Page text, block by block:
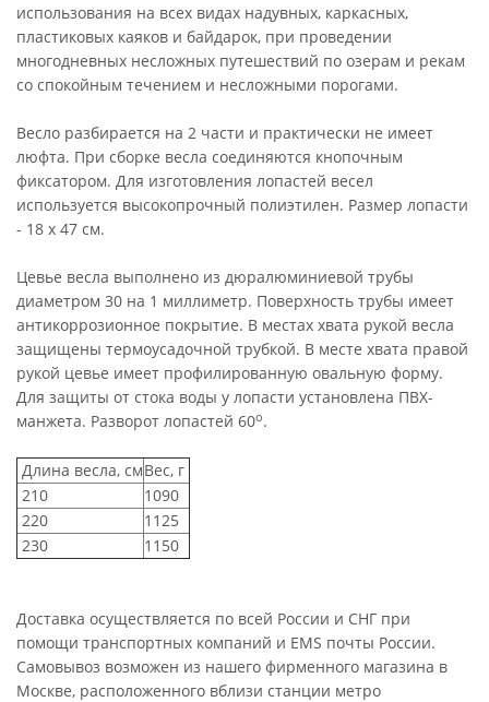
использования на всех видах надувных, каркасных,
пластиковых каяков и байдарок, при проведении
многодневных несложных путешествий по озерам и рекам
со спокойным течением и несложными порогами.
Весло разбирается на 2 части и практически не имеет
люфта. При сборке весла соединяются кнопочным
фиксатором. Для изготовления лопастей весел
используется высокопрочный полиэтилен. Размер лопасти
- 18 х 47 см.
Цевье весла выполнено из дюралюминиевой трубы
диаметром 30 на 1 миллиметр. Поверхность трубы имеет
антикоррозионное покрытие. В местах хвата рукой весла
защищены термоусадочной трубкой. В месте хвата правой
рукой цевье имеет профилированную овальную форму.
Для защиты от стока воды у лопасти установлена ПВХ-
манжета. Разворот лопастей 60о.
Длина весла, смВес, г
210
1090
220
1125
230
1150
Доставка осуществляется по всей России и СНГ при
помощи транспортных компаний и EMS почты России.
Самовывоз возможен из нашего фирменного магазина в
Москве, расположенного вблизи станции метро